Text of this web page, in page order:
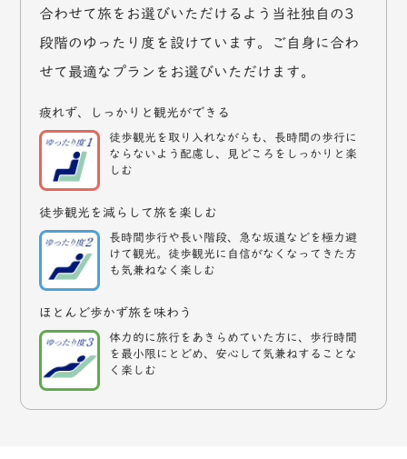
合わせて旅をお選びいただけるよう当社独自の3
段階のゆったり度を設けています。ご自身に合わ
せて最適なプランをお選びいただけます。
疲れず、しっかりと観光ができる
徒歩観光を取り入れながらも、長時間の歩行に
ならないよう配慮し、見どころをしっかりと楽
しむ
徒歩観光を減らして旅を楽しむ
長時間歩行や長い階段、急な坂道などを極力避
けて観光。徒歩観光に自信がなくなってきた方
も気兼ねなく楽しむ
ほとんど歩かず旅を味わう
体力的に旅行をあきらめていた方に、歩行時間
を最小限にとどめ、安心して気兼ねすることな
く楽しむ